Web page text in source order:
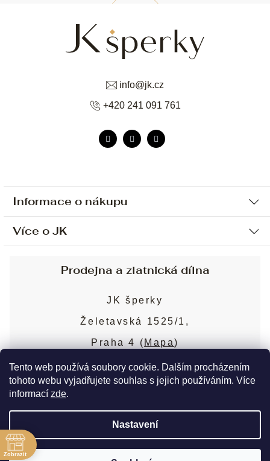
Tento web používá soubory cookie. Dalším procházením
tohoto webu vyjadřujete souhlas s jejich používáním. Více
informací zde.
Nastavení
Informace o nákupu
Ochrana osobních údajů
Sjednání osobní schůzky
Obchodní podmínky
Puncovní značky
Více o JK
Blog
Nejčastější dotazy
info@jk.cz
+420 241 091 761
Prodejna a zlatnická dílna
JK šperky
Želetavská 1525/1,
Praha 4 (Mapa)
Více o prodejně
Copyright 2026JK šperky. Všechna práva
vyhrazena. Upravit nastavení cookies
Zobrazit